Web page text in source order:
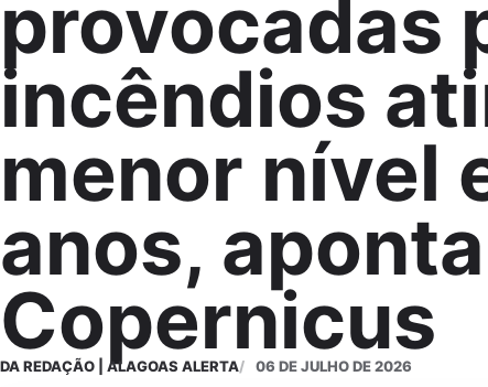
provocadas
incêndios
menor nível
anos, aponta
Copernicus
DA REDAÇÃO | ALAGOAS ALERTA 06 DE JULHO DE 2026